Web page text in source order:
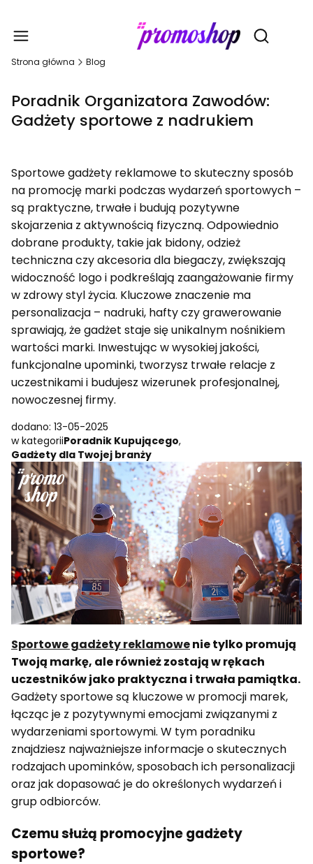
Otwórz
Strona główna Blog
Poradnik Organizatora Zawodów:
Gadżety sportowe z nadrukiem
Sportowe gadżety reklamowe to skuteczny sposób
na promocję marki podczas wydarzeń sportowych –
są praktyczne, trwałe i budują pozytywne
skojarzenia z aktywnością fizyczną. Odpowiednio
dobrane produkty, takie jak bidony, odzież
techniczna czy akcesoria dla biegaczy, zwiększają
widoczność logo i podkreślają zaangażowanie firmy
w zdrowy styl życia. Kluczowe znaczenie ma
personalizacja – nadruki, hafty czy grawerowanie
sprawiają, że gadżet staje się unikalnym nośnikiem
wartości marki. Inwestując w wysokiej jakości,
funkcjonalne upominki, tworzysz trwałe relacje z
uczestnikami i budujesz wizerunek profesjonalnej,
nowoczesnej firmy.
dodano: 13-05-2025
w kategoriiPoradnik Kupującego,
Gadżety dla Twojej branży
Sportowe gadżety reklamowenie tylko promują
Twoją markę, ale również zostają w rękach
uczestników jako praktyczna i trwała pamiątka.
Gadżety sportowe są kluczowe w promocji marek,
łącząc je z pozytywnymi emocjami związanymi z
wydarzeniami sportowymi. W tym poradniku
znajdziesz najważniejsze informacje o skutecznych
rodzajach upominków, sposobach ich personalizacji
oraz jak dopasować je do określonych wydarzeń i
grup odbiorców.
Czemu służą promocyjne gadżety
sportowe?